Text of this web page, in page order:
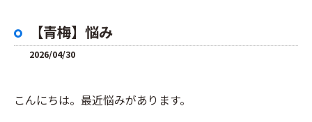
【青梅】悩み
2026/04/30
こんにちは。最近悩みがあります。